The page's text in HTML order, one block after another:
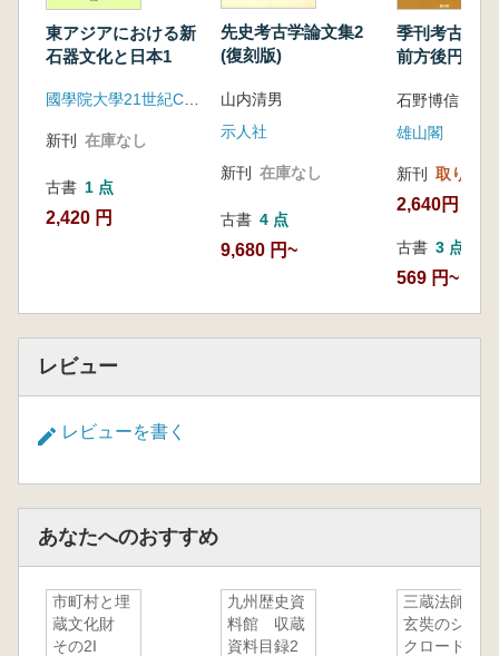
東アジアにおける新
石器文化と日本1
國學院大學21世紀COEプログラム
新刊 在庫なし
古書 1 点
2,420 円
先史考古学論文集2
(復刻版)
山内清男
示人社
新刊 在庫なし
古書 4 点
9,680 円~
季刊考古学
前方後円墳
石野博信 編
雄山閣
新刊 取り寄せ
2,640円
古書 3 点
569 円~
レビュー
レビューを書く
あなたへのおすすめ
市町村と埋
蔵文化財
その2I
九州歴史資
料館 収蔵
資料目録2
三蔵法師・
玄奘のシル
クロード